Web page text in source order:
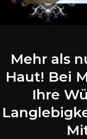
Mehr als
Haut! Bei
Ihre